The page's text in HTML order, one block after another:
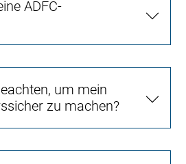
ADFC-
um mein
zu machen?